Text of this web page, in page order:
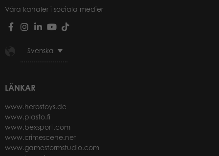
Våra kanaler i sociala medier
Svenska
LÄNKAR
www.herostoys.de
www.plasto.fi
www.bexsport.com
www.crimescene.net
www.gamestormstudio.com